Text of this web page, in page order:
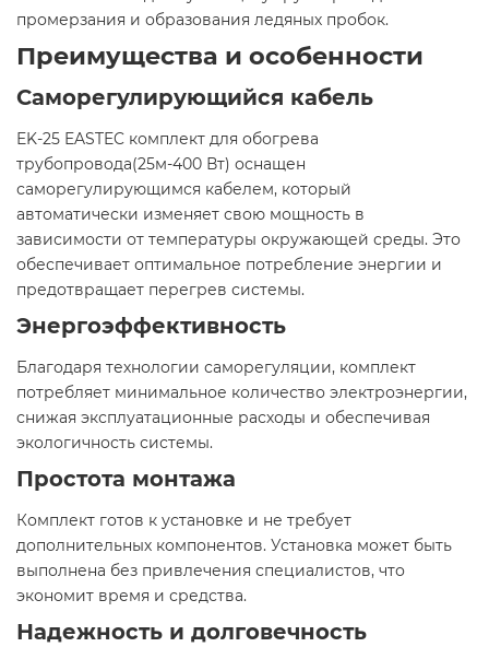
промерзания и образования ледяных пробок.​
Преимущества и особенности
Саморегулирующийся кабель
EK-25 EASTEC комплект для обогрева
трубопровода(25м-400 Вт) оснащен
саморегулирующимся кабелем, который
автоматически изменяет свою мощность в
зависимости от температуры окружающей среды. Это
обеспечивает оптимальное потребление энергии и
предотвращает перегрев системы.​
Энергоэффективность
Благодаря технологии саморегуляции, комплект
потребляет минимальное количество электроэнергии,
снижая эксплуатационные расходы и обеспечивая
экологичность системы.​
Простота монтажа
Комплект готов к установке и не требует
дополнительных компонентов. Установка может быть
выполнена без привлечения специалистов, что
экономит время и средства.​
Надежность и долговечность